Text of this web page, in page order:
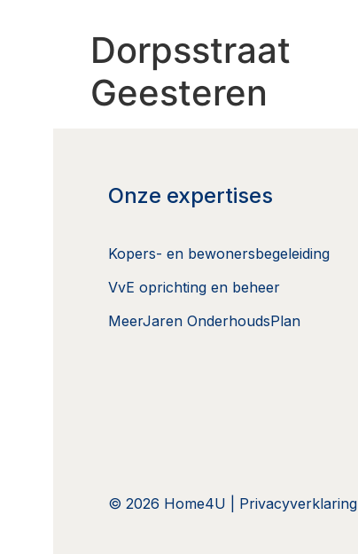
Dorpsstraat
Geesteren
Onze expertises
Kopers- en bewonersbegeleiding
VvE oprichting en beheer
MeerJaren OnderhoudsPlan
© 2026 Home4U | Privacyverklaring